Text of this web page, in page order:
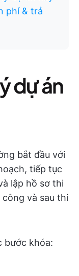
phí & trả
dự án
bắt đầu với
tiếp tục
lập hồ sơ thi
và sau thi
bước khóa: